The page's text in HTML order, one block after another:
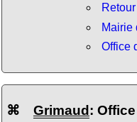
Mairie
Office
⌘ Grimaud :